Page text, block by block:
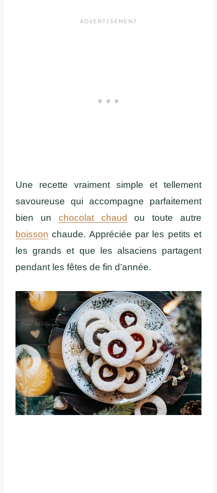
Une recette vraiment simple et tellement
savoureuse qui accompagne parfaitement
bien un chocolat chaud
ou toute autre
boisson chaude. Appréciée par les petits et
les grands et que les alsaciens partagent
pendant les fêtes de fin d’année.